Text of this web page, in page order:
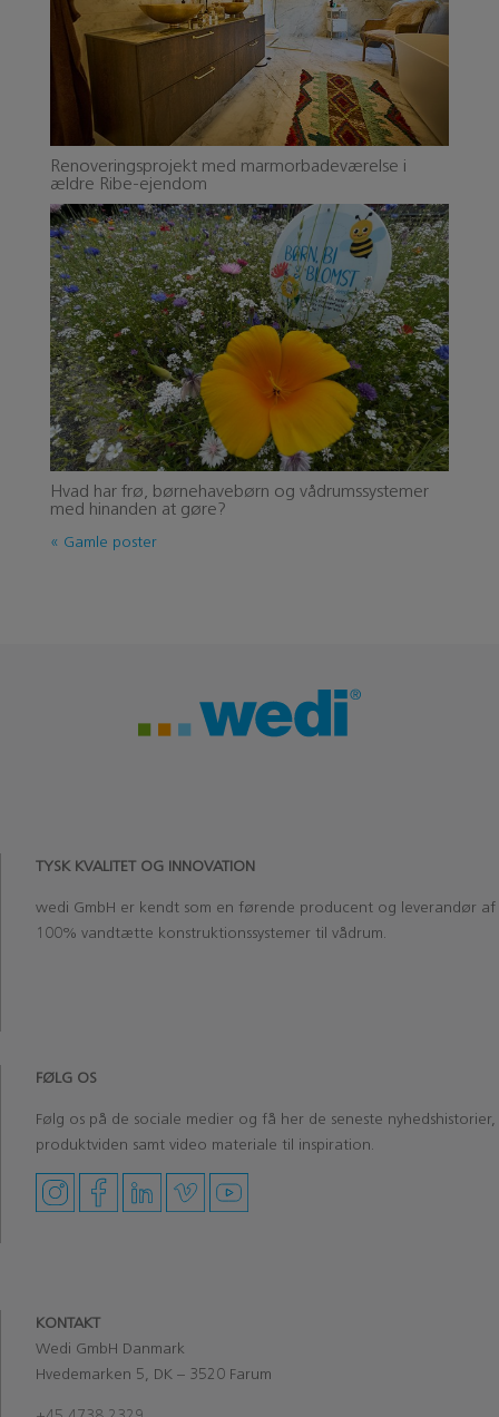
Renoveringsprojekt med marmorbadeværelse i
ældre Ribe-ejendom
Hvad har frø, børnehavebørn og vådrumssystemer
med hinanden at gøre?
« Gamle poster
TYSK KVALITET OG INNOVATION
wedi GmbH er kendt som en førende producent og leverandør af
100% vandtætte konstruktionssystemer til vådrum.
FØLG OS
Følg os på de sociale medier og få her de seneste nyhedshistorier,
produktviden samt video materiale til inspiration.
KONTAKT
Wedi GmbH Danmark
Hvedemarken 5, DK – 3520 Farum